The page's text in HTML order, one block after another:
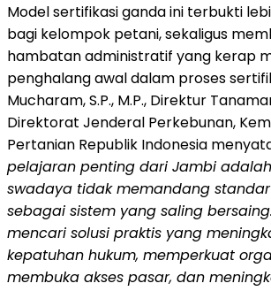
Model sertifikasi ganda ini terbukti
bagi kelompok petani, sekaligus
hambatan administratif yang kerap
penghalang awal dalam proses
Mucharam, S.P., M.P., Direktur
Direktorat Jenderal Perkebunan,
Pertanian Republik Indonesia
pelajaran penting dari Jambi
swadaya tidak memandang
sebagai sistem yang saling
mencari solusi praktis yang
kepatuhan hukum, memperkuat
membuka akses pasar, dan